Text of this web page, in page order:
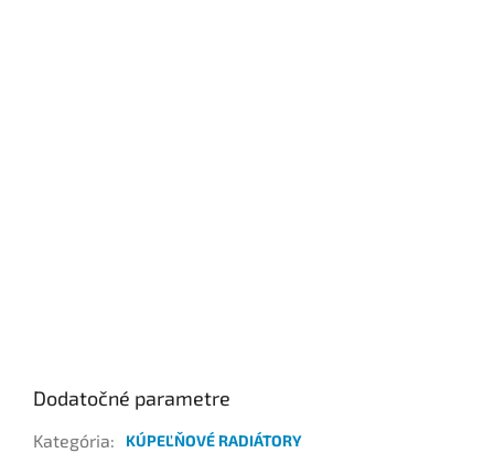
Dodatočné parametre
Kategória: KÚPEĽŇOVÉ RADIÁTORY